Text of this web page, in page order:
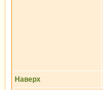
Наверх